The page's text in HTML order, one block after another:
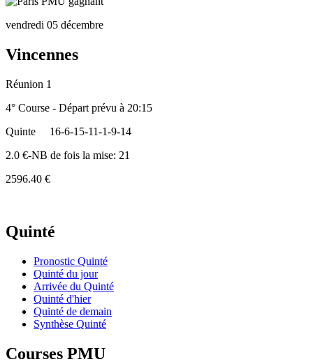
vendredi 05 décembre
Vincennes
Réunion 1
4° Course - Départ prévu à 20:15
Quinte
16-6-15-11-1-9-14
2.0 €-NB de fois la mise: 21
2596.40 €
Quinté
Pronostic Quinté
Quinté du jour
Arrivée du Quinté
Quinté d'hier
Quinté de demain
Synthèse Quinté
Courses PMU